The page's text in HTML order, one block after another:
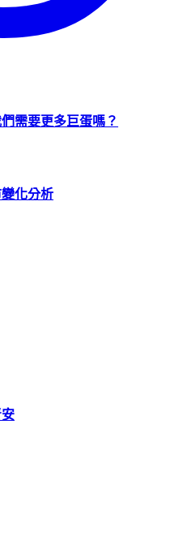
需要更多巨蛋嗎？
化分析